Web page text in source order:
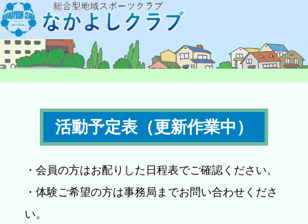
活動予定表（更新作業中）
・会員の方はお配りした日程表でご確認ください。
・体験ご希望の方は事務局までお問い合わせくださ
い。